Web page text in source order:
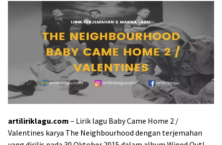
artiliriklagu.com – Lirik lagu Baby Came Home 2 /
Valentines karya The Neighbourhood dengan terjemahan